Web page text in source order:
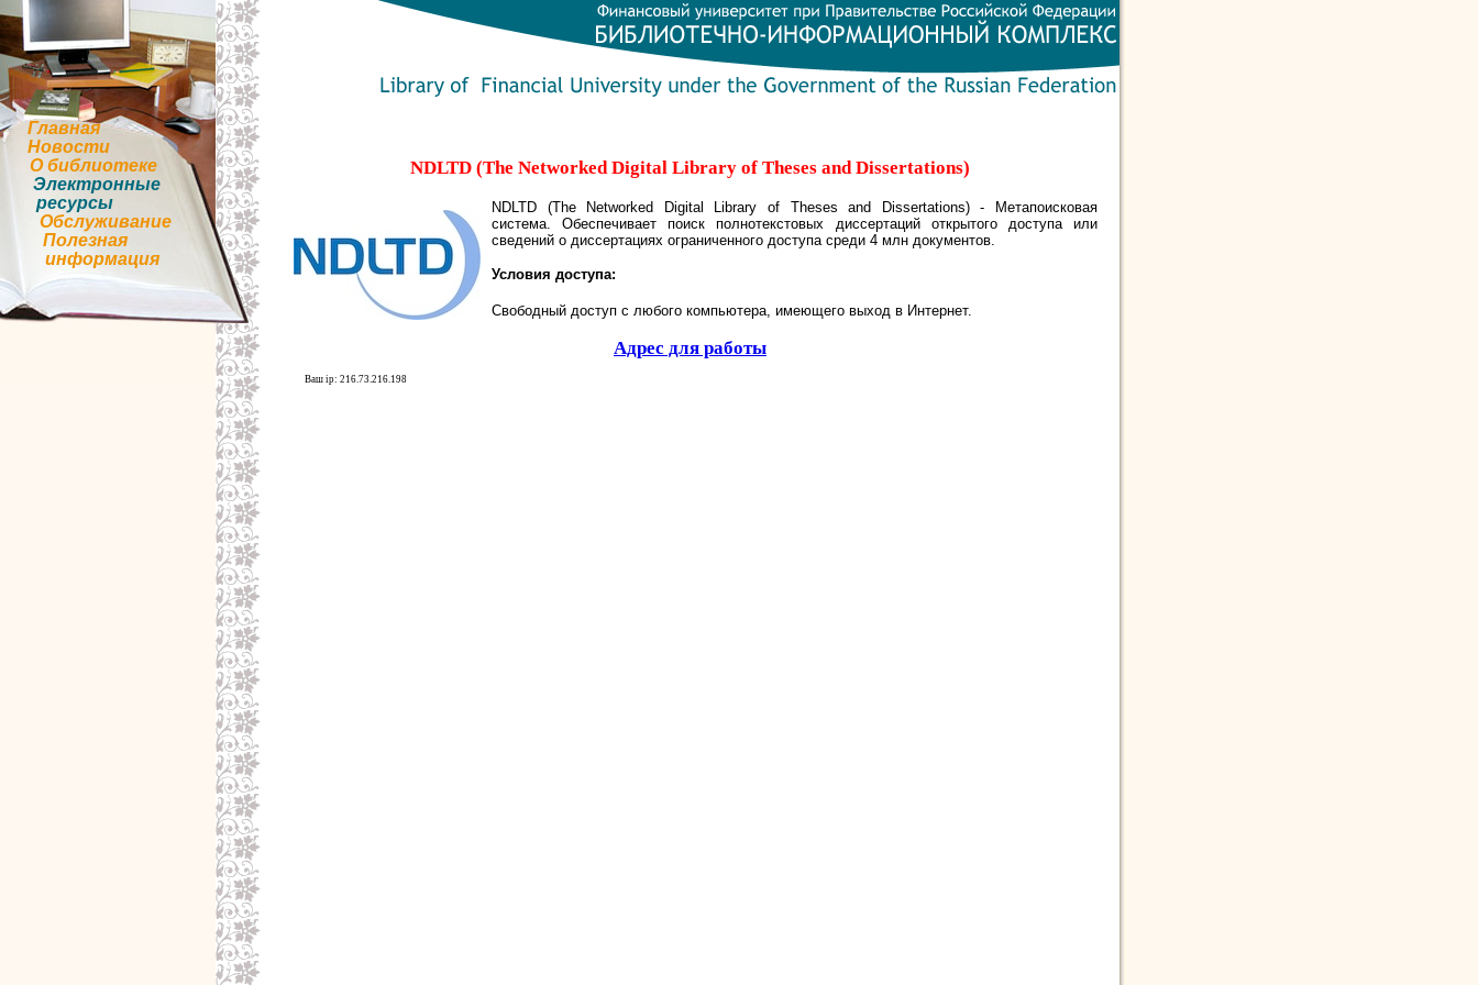
Главная
Новости
О библиотеке
Электронные
ресурсы
Обслуживание
Полезная
информация
NDLTD (The Networked Digital Library of Theses and Dissertations)
NDLTD (The Networked Digital Library of Theses and Dissertations) - Метапоисковая
система. Обеспечивает поиск полнотекстовых диссертаций открытого доступа или
сведений о диссертациях ограниченного доступа среди 4 млн документов.
Условия доступа:
Свободный доступ с любого компьютера, имеющего выход в Интернет.
Адрес для работы
Ваш ip: 216.73.216.198